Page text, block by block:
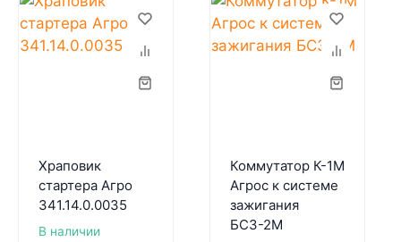
Храповик
стартера Агро
341.14.0.0035
В наличии
Коммутатор К-1М
Агрос к системе
зажигания
БСЗ-2М